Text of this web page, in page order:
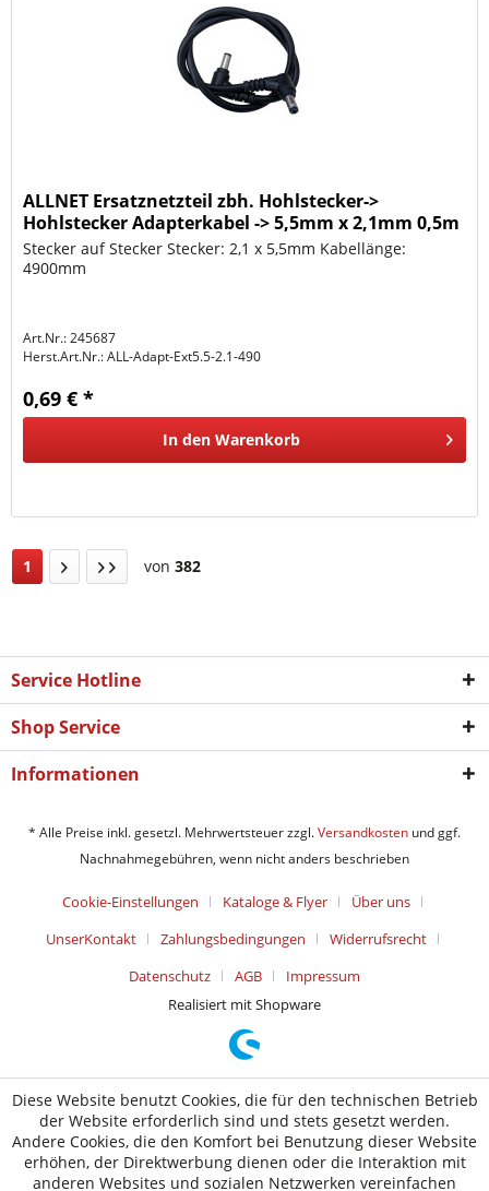
ALLNET Ersatznetzteil zbh. Hohlstecker->
Hohlstecker Adapterkabel -> 5,5mm x 2,1mm 0,5m
Stecker auf Stecker Stecker: 2,1 x 5,5mm Kabellänge:
4900mm
Art.Nr.: 245687
Herst.Art.Nr.:ALL-Adapt-Ext5.5-2.1-490
0,69 € *
In den Warenkorb
1 von 382
Service Hotline
Shop Service
Informationen
* Alle Preise inkl. gesetzl. Mehrwertsteuer zzgl.Versandkosten und ggf.
Nachnahmegebühren, wenn nicht anders beschrieben
Cookie-Einstellungen Kataloge & Flyer
Über uns
UnserKontakt
Zahlungsbedingungen
Widerrufsrecht
Datenschutz
AGB
Impressum
Realisiert mit Shopware
Diese Website benutzt Cookies, die für den technischen Betrieb
der Website erforderlich sind und stets gesetzt werden.
Andere Cookies, die den Komfort bei Benutzung dieser Website
erhöhen, der Direktwerbung dienen oder die Interaktion mit
anderen Websites und sozialen Netzwerken vereinfachen